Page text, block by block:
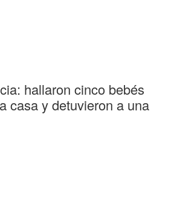
hallaron cinco bebés
casa y detuvieron a una